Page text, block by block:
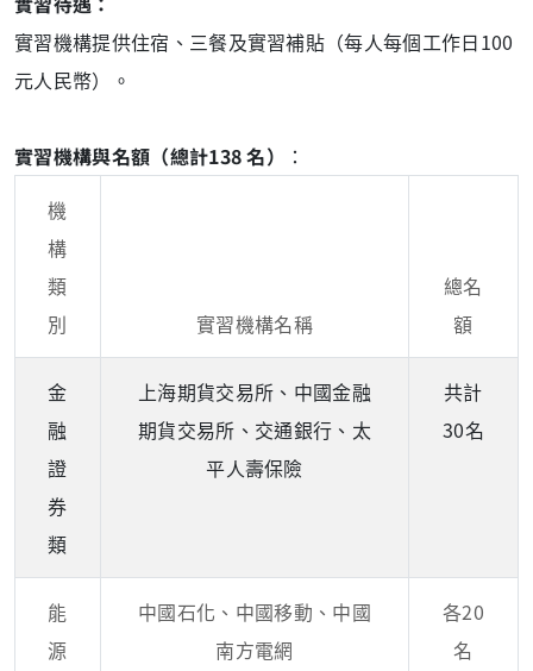
實習機構提供住宿、三餐及實習補貼（每人每個工作日100
元人民幣）。
實習機構與名額（總計138 名）
：
機
構
類
別
實習機構名稱
總名
額
金
融
證
券
類
上海期貨交易所、中國金融
期貨交易所、交通銀行、太
平人壽保險
共計
30名
能
源
中國石化、中國移動、中國
南方電網
各20
名